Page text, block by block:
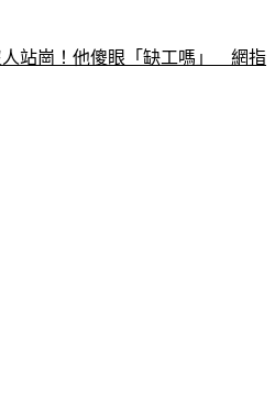
站崗！他傻眼「缺工嗎」　網指